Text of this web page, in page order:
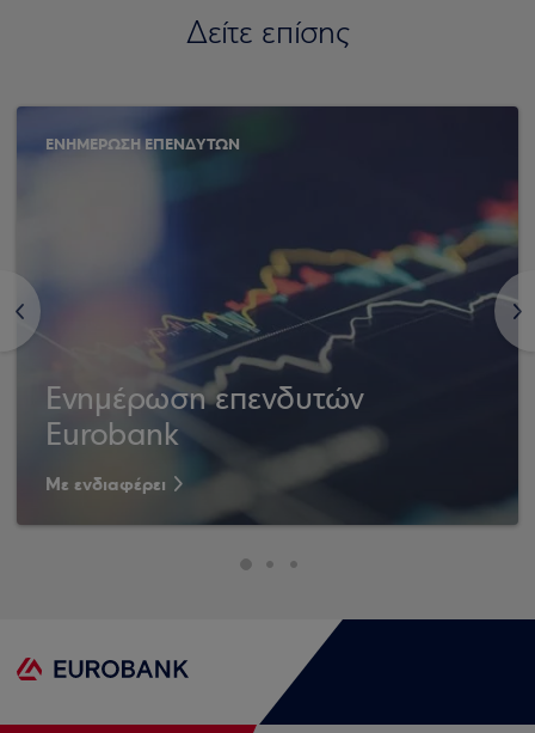
Δείτε επίσης
<
ΕΝΗΜΕΡΩΣΗ ΕΠΕΝΔΥΤΩΝ
Ενημέρωση επενδυτών
Eurobank
Με ενδιαφέρει
>